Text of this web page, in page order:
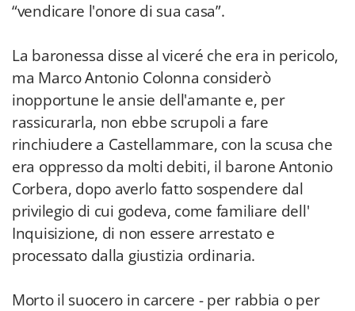
“vendicare l'onore di sua casa”.
La baronessa disse al viceré che era in pericolo,
ma Marco Antonio Colonna considerò
inopportune le ansie dell'amante e, per
rassicurarla, non ebbe scrupoli a fare
rinchiudere a Castellammare, con la scusa che
era oppresso da molti debiti, il barone Antonio
Corbera, dopo averlo fatto sospendere dal
privilegio di cui godeva, come familiare dell'
Inquisizione, di non essere arrestato e
processato dalla giustizia ordinaria.
Morto il suocero in carcere - per rabbia o per